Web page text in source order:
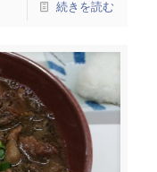
続きを読む